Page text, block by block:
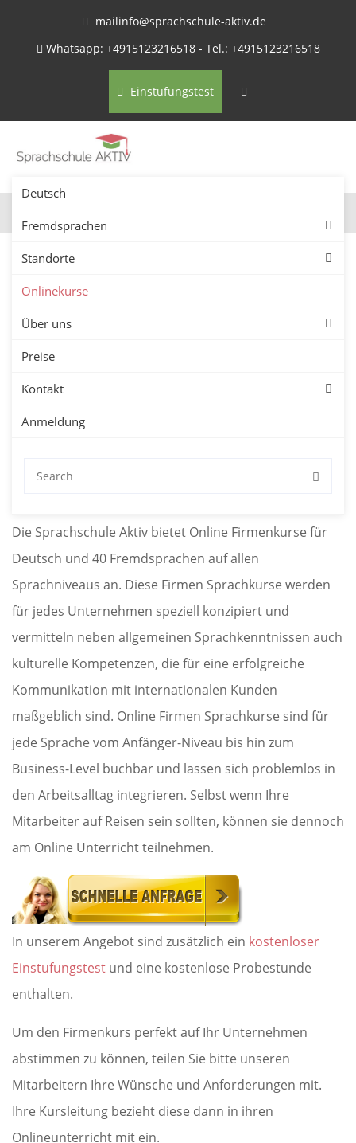
mailinfo@sprachschule-aktiv.de
Whatsapp: +4915123216518 - Tel.: +4915123216518
Einstufungstest
Deutsch
Fremdsprachen
Standorte
Onlinekurse
Über uns
Preise
Kontakt
Anmeldung
Online Firmen Sprachkurse
für Deutsch und
Fremdsprachen –
Onlinekurse für
Unternehmen
Die Sprachschule Aktiv bietet Online Firmenkurse für
Deutsch und 40 Fremdsprachen auf allen
Sprachniveaus an. Diese Firmen Sprachkurse werden
für jedes Unternehmen speziell konzipiert und
vermitteln neben allgemeinen Sprachkenntnissen auch
kulturelle Kompetenzen, die für eine erfolgreiche
Kommunikation mit internationalen Kunden
maßgeblich sind. Online Firmen Sprachkurse sind für
jede Sprache vom Anfänger-Niveau bis hin zum
Business-Level buchbar und lassen sich problemlos in
den Arbeitsalltag integrieren. Selbst wenn Ihre
Mitarbeiter auf Reisen sein sollten, können sie dennoch
am Online Unterricht teilnehmen.
In unserem Angebot sind zusätzlich ein kostenloser
Einstufungstest und eine kostenlose Probestunde
enthalten.
Um den Firmenkurs perfekt auf Ihr Unternehmen
abstimmen zu können, teilen Sie bitte unseren
Mitarbeitern Ihre Wünsche und Anforderungen mit.
Ihre Kursleitung bezieht diese dann in ihren
Onlineunterricht mit ein.